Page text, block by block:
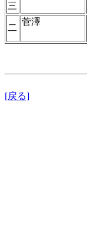
三
二
菅澤
[戻る]